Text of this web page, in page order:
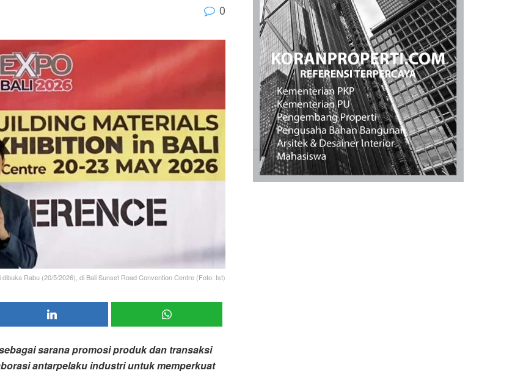
0
Rabu (20/5/2026), di Bali Sunset Road Convention Centre (Foto: Ist)
sarana promosi produk dan transaksi
antarpelaku industri untuk memperkuat